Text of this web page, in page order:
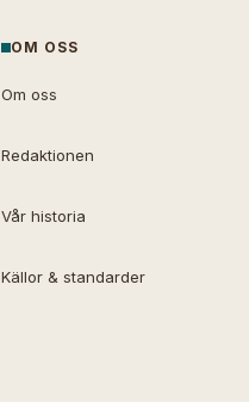
OM OSS
Om oss
Redaktionen
Vår historia
Källor & standarder